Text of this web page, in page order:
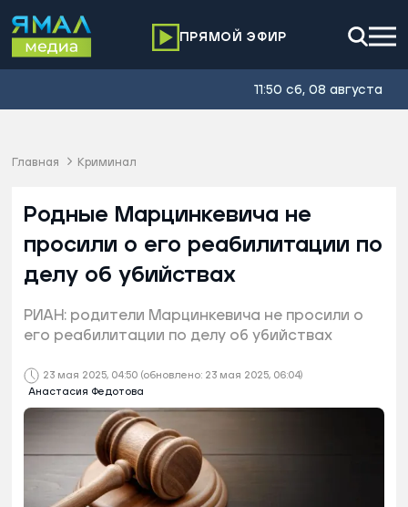
ПРЯМОЙ ЭФИР
11:50 сб, 08 августа
Главная Криминал
23 мая 2025, 04:50 (обновлено: 23 мая 2025, 06:04)
Анастасия Федотова
Родные Марцинкевича не
просили о его реабилитации по
делу об убийствах
РИАН: родители Марцинкевича не просили о
его реабилитации по делу об убийствах